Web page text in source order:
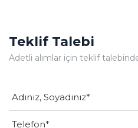
Teklif Talebi
Adetli alımlar için teklif